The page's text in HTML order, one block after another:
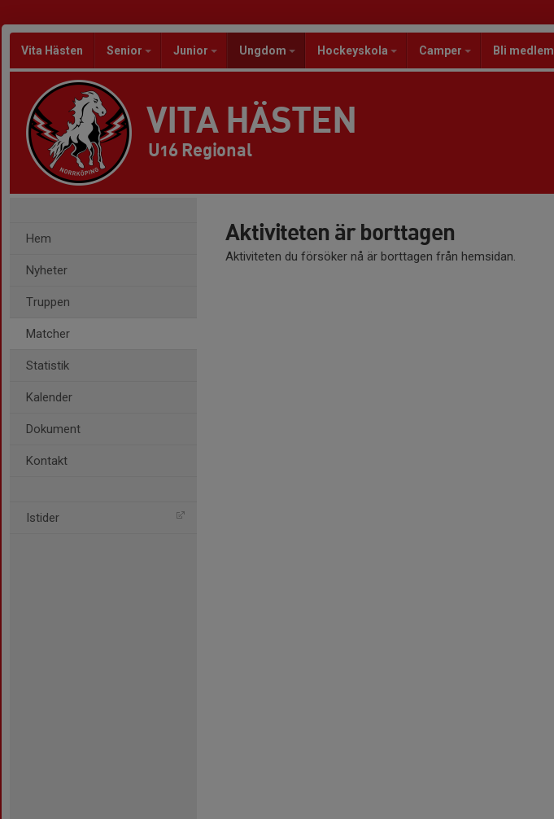
Vita Hästen Senior Junior Ungdom Hockeyskola Camper Bli medlem
VITA HÄSTEN
U16 Regional
Hem
Nyheter
Truppen
Matcher
Statistik
Kalender
Dokument
Kontakt
Istider
Aktiviteten är borttagen
Aktiviteten du försöker nå är borttagen från hemsidan.